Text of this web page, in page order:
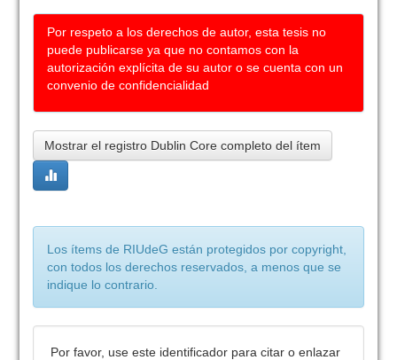
Por respeto a los derechos de autor, esta tesis no
puede publicarse ya que no contamos con la
autorización explícita de su autor o se cuenta con un
convenio de confidencialidad
Mostrar el registro Dublin Core completo del ítem
Los ítems de RIUdeG están protegidos por copyright,
con todos los derechos reservados, a menos que se
indique lo contrario.
Por favor, use este identificador para citar o enlazar